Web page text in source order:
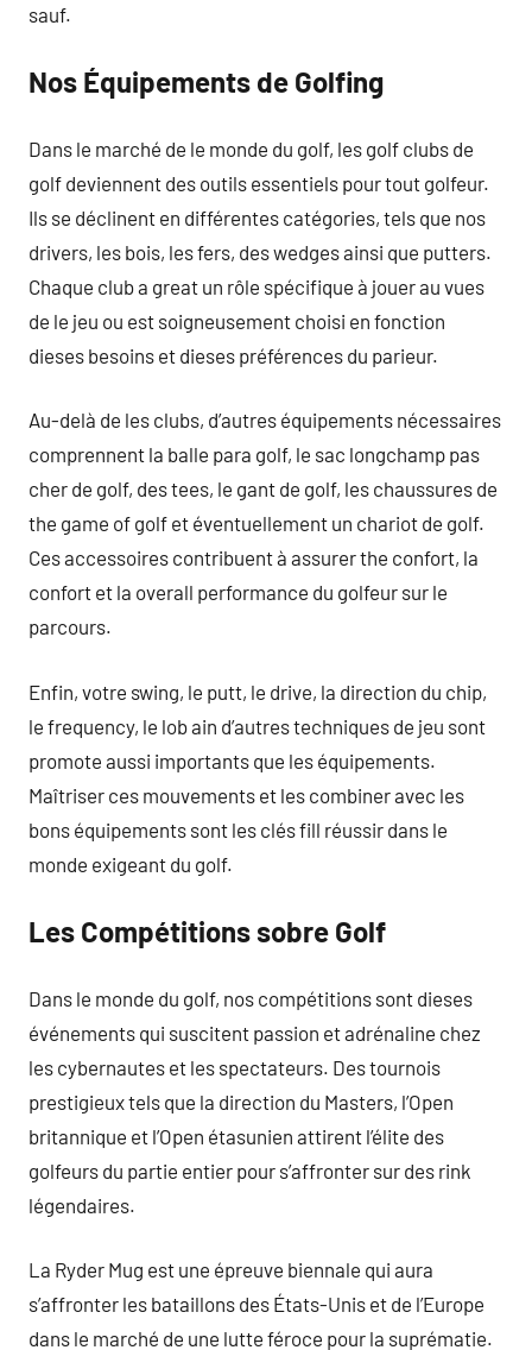
sauf.
Nos Équipements de Golfing
Dans le marché de le monde du golf, les golf clubs de
golf deviennent des outils essentiels pour tout golfeur.
Ils se déclinent en différentes catégories, tels que nos
drivers, les bois, les fers, des wedges ainsi que putters.
Chaque club a great un rôle spécifique à jouer au vues
de le jeu ou est soigneusement choisi en fonction
dieses besoins et dieses préférences du parieur.
Au-delà de les clubs, d’autres équipements nécessaires
comprennent la balle para golf, le sac longchamp pas
cher de golf, des tees, le gant de golf, les chaussures de
the game of golf et éventuellement un chariot de golf.
Ces accessoires contribuent à assurer the confort, la
confort et la overall performance du golfeur sur le
parcours.
Enfin, votre swing, le putt, le drive, la direction du chip,
le frequency, le lob ain d’autres techniques de jeu sont
promote aussi importants que les équipements.
Maîtriser ces mouvements et les combiner avec les
bons équipements sont les clés fill réussir dans le
monde exigeant du golf.
Les Compétitions sobre Golf
Dans le monde du golf, nos compétitions sont dieses
événements qui suscitent passion et adrénaline chez
les cybernautes et les spectateurs. Des tournois
prestigieux tels que la direction du Masters, l’Open
britannique et l’Open étasunien attirent l’élite des
golfeurs du partie entier pour s’affronter sur des rink
légendaires.
La Ryder Mug est une épreuve biennale qui aura
s’affronter les bataillons des États-Unis et de l’Europe
dans le marché de une lutte féroce pour la suprématie.